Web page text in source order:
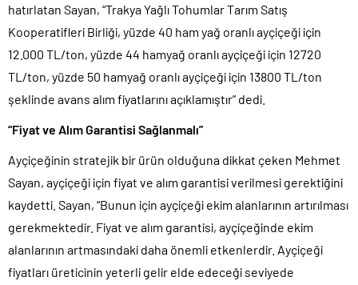
hatırlatan Sayan, “Trakya Yağlı Tohumlar Tarım Satış
Kooperatifleri Birliği, yüzde 40 ham yağ oranlı ayçiçeği için
12.000 TL/ton, yüzde 44 hamyağ oranlı ayçiçeği için 12720
TL/ton, yüzde 50 hamyağ oranlı ayçiçeği için 13800 TL/ton
şeklinde avans alım fiyatlarını açıklamıştır” dedi.
“Fiyat ve Alım Garantisi Sağlanmalı”
Ayçiçeğinin stratejik bir ürün olduğuna dikkat çeken Mehmet
Sayan, ayçiçeği için fiyat ve alım garantisi verilmesi gerektiğini
kaydetti. Sayan, “Bunun için ayçiçeği ekim alanlarının artırılması
gerekmektedir. Fiyat ve alım garantisi, ayçiçeğinde ekim
alanlarının artmasındaki daha önemli etkenlerdir. Ayçiçeği
fiyatları üreticinin yeterli gelir elde edeceği seviyede